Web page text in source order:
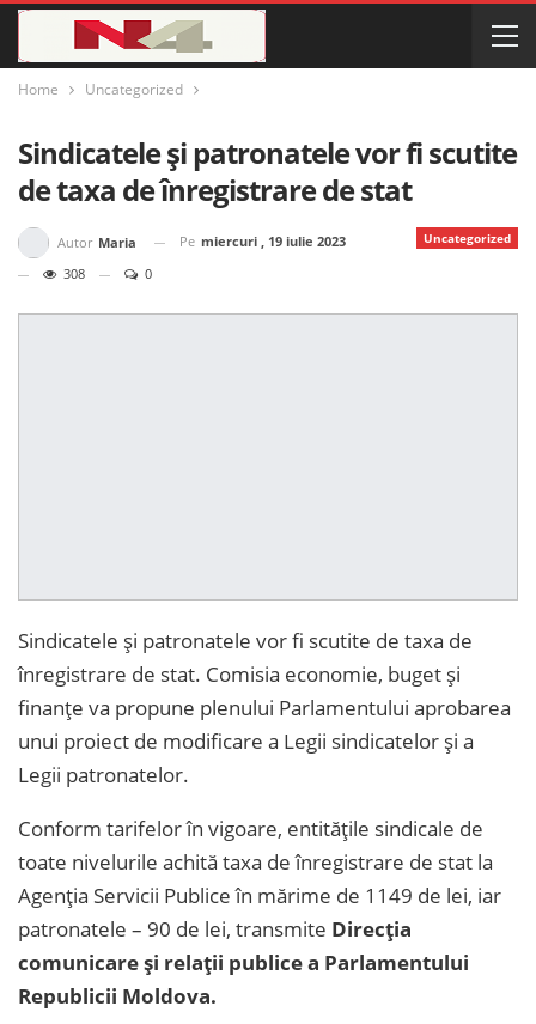
Home Uncategorized
Sindicatele și patronatele vor fi scutite
de taxa de înregistrare de stat
Uncategorized
Autor Maria Pe miercuri , 19 iulie 2023
308
0
Sindicatele și patronatele vor fi scutite de taxa de
înregistrare de stat. Comisia economie, buget și
finanțe va propune plenului Parlamentului aprobarea
unui proiect de modificare a Legii sindicatelor și a
Legii patronatelor.
Conform tarifelor în vigoare, entitățile sindicale de
toate nivelurile achită taxa de înregistrare de stat la
Agenția Servicii Publice în mărime de 1149 de lei, iar
patronatele – 90 de lei, transmite Direcția
comunicare și relații publice a Parlamentului
Republicii Moldova.